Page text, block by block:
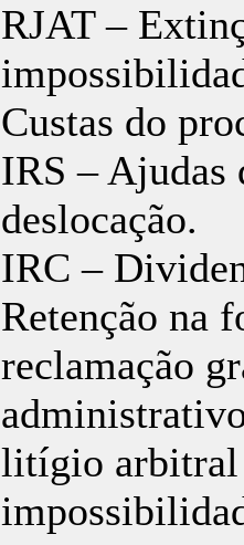
RJAT –
Custas do
IRS – Ajudas
deslocação.
IRC –
Retenção na
reclamação
litígio arbitral